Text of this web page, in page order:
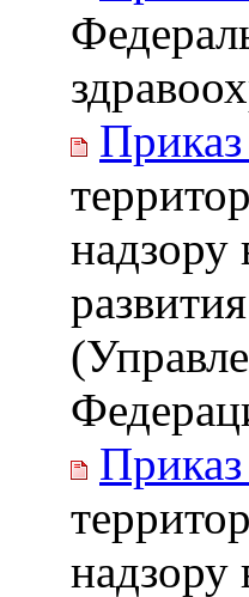
надзору
надзору